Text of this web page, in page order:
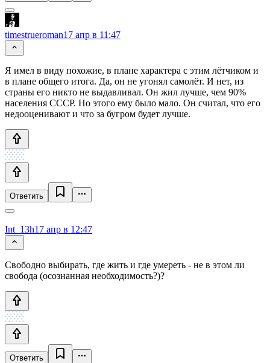
timestrueroman17 апр в 11:47
Я имел в виду похожие, в плане характера с этим лётчиком и
в плане общего итога. Да, он не угонял самолёт. И нет, из
страны его никто не выдавливал. Он жил лучше, чем 90%
населения СССР. Но этого ему было мало. Он считал, что его
недооценивают и что за бугром будет лучше.
Ответить
Int_13h17 апр в 12:47
Свободно выбирать, где жить и где умереть - не в этом ли
свобода (осознанная необходимость?)?
Ответить